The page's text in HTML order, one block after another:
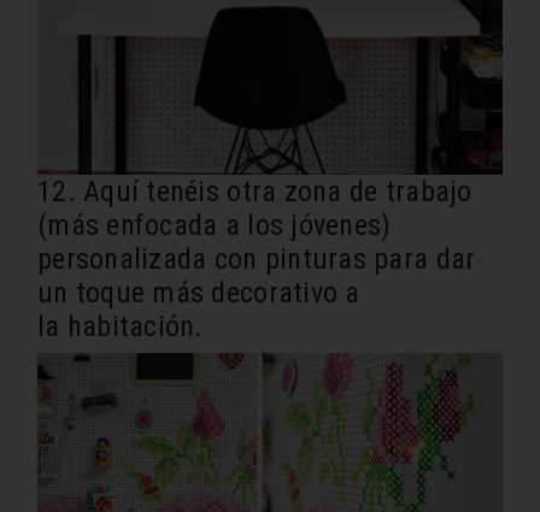
12. Aquí tenéis otra zona de trabajo
(más enfocada a los jóvenes)
personalizada con pinturas para dar
un toque más decorativo a
la habitación.